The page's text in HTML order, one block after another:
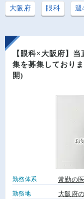
大阪府
眼科 週
【眼科×大阪府】
集を募集しており
開)
勤務体系 常勤の
勤務地 大阪府